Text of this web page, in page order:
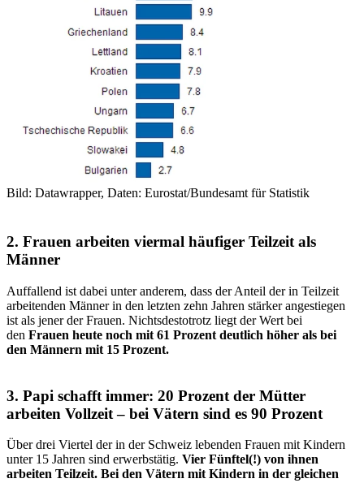
Bild: Datawrapper, Daten: Eurostat/Bundesamt für Statistik
2. Frauen arbeiten viermal häufiger Teilzeit als
Männer
Auffallend ist dabei unter anderem, dass der Anteil der in Teilzeit
arbeitenden Männer in den letzten zehn Jahren stärker angestiegen
ist als jener der Frauen. Nichtsdestotrotz liegt der Wert bei
den Frauen heute noch mit 61 Prozent deutlich höher als bei
den Männern mit 15 Prozent.
3. Papi schafft immer: 20 Prozent der Mütter
arbeiten Vollzeit – bei Vätern sind es 90 Prozent
Über drei Viertel der in der Schweiz lebenden Frauen mit Kindern
unter 15 Jahren sind erwerbstätig. Vier Fünftel(!) von ihnen
arbeiten Teilzeit. Bei den Vätern mit Kindern in der gleichen